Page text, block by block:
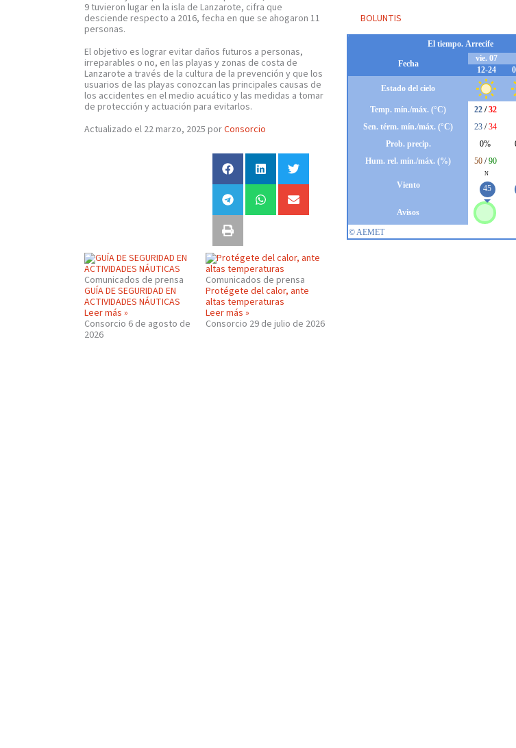
9 tuvieron lugar en la isla de Lanzarote, cifra que
desciende respecto a 2016, fecha en que se ahogaron 11
personas.
El objetivo es lograr evitar daños futuros a personas,
irreparables o no, en las playas y zonas de costa de
Lanzarote a través de la cultura de la prevención y que los
usuarios de las playas conozcan las principales causas de
los accidentes en el medio acuático y las medidas a tomar
de protección y actuación para evitarlos.
Actualizado el 22 marzo, 2025 porConsorcio
Comunicados de prensa
GUÍA DE SEGURIDAD EN
ACTIVIDADES NÁUTICAS
Leer más »
Consorcio 6 de agosto de
2026
Comunicados de prensa
Protégete del calor, ante
altas temperaturas
Leer más »
Consorcio 29 de julio de 2026
BOLUNTIS